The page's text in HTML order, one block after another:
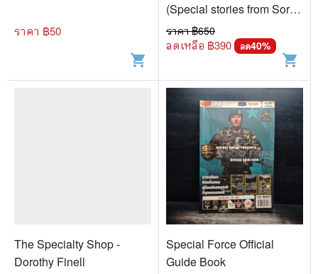
ราคา ฿50
shopping_cart
(Special stories from Sorry
Brother) - Maeonam
ราคา ฿650
ลดเหลือ ฿390 ลด40%
shopping_cart
The Specialty Shop -
Dorothy Finell
Special Force Official
Guide Book